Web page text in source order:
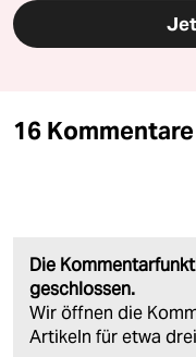
16 Kommentare
Die
geschlossen.
Wir öffnen die
Artikeln für etwa